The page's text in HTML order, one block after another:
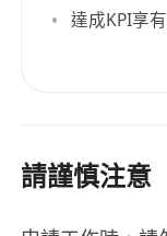
達成KPI享
請謹慎注意